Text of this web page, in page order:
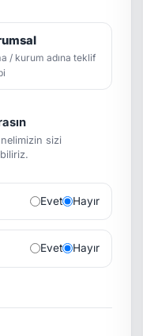
/ kurum adına teklif
sizi
Evet Hayır
Evet Hayır